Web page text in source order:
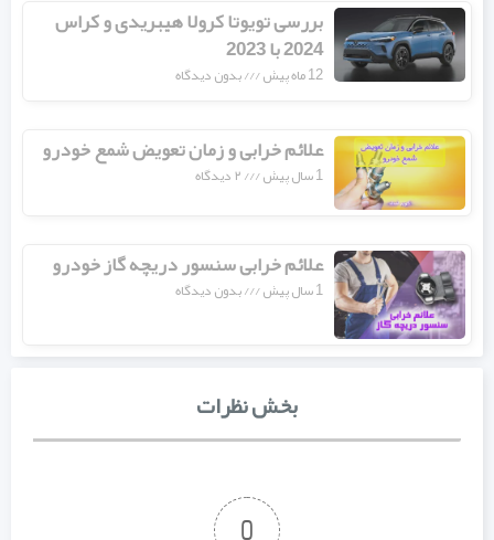
بررسی تویوتا کرولا هیبریدی و کراس
2024 با 2023
12 ماه پیش بدون دیدگاه
علائم خرابی و زمان تعویض شمع خودرو
۲ دیدگاه
علائم خرابی سنسور دریچه گاز خودرو
1 سال پیش بدون دیدگاه
بخش نظرات